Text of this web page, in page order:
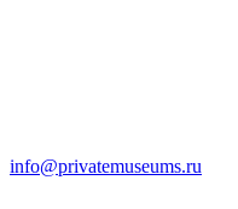
info@privatemuseums.ru